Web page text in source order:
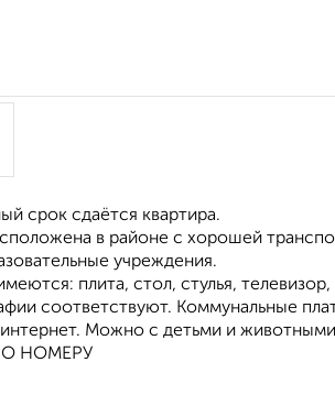
срок сдаётся квартира.
в районе с хорошей
учреждения.
плита, стол, стулья,
соответствуют. Коммунальные
Можно с детьми и
НОМЕРУ